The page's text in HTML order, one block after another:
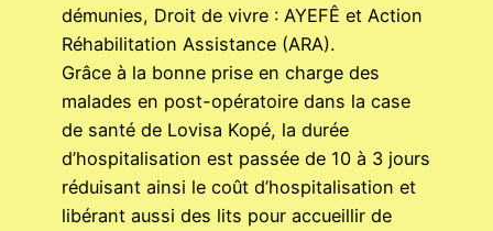
démunies, Droit de vivre : AYEFÊ et Action
Réhabilitation Assistance (ARA).
Grâce à la bonne prise en charge des
malades en post-opératoire dans la case
de santé de Lovisa Kopé, la durée
d’hospitalisation est passée de 10 à 3 jours
réduisant ainsi le coût d’hospitalisation et
libérant aussi des lits pour accueillir de